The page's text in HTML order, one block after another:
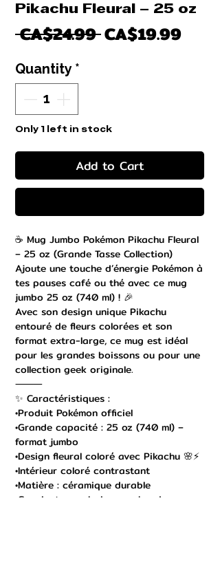
Pikachu Fleural – 25 oz
CA$24.99 Regular
CA$19.99Sale
Quantity *
Only 1 left in stock
Add to Cart
☕ Mug Jumbo Pokémon Pikachu Fleural
– 25 oz (Grande Tasse Collection)
Ajoute une touche d’énergie Pokémon à
tes pauses café ou thé avec ce mug
jumbo 25 oz (740 ml) ! 🎉
Avec son design unique Pikachu
entouré de fleurs colorées et son
format extra-large, ce mug est idéal
pour les grandes boissons ou pour une
collection geek originale.
⸻
✨ Caractéristiques :
•Produit Pokémon officiel
•Grande capacité : 25 oz (740 ml) –
format jumbo
•Design fleural coloré avec Pikachu 🌸⚡
•Intérieur coloré contrastant
•Matière : céramique durable
•Convient pour boissons chaudes ou